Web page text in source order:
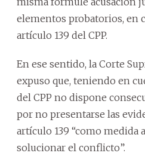
elementos probatorios, en
artículo 139 del CPP.
En ese sentido, la Corte
expuso que, teniendo en
del CPP no dispone
por no presentarse las
artículo 139 “como medida
solucionar el conflicto”.